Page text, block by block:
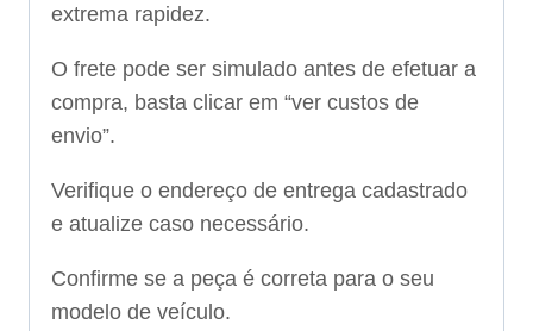
extrema rapidez.
O frete pode ser simulado antes de efetuar a
compra, basta clicar em “ver custos de
envio”.
Verifique o endereço de entrega cadastrado
e atualize caso necessário.
Confirme se a peça é correta para o seu
modelo de veículo.